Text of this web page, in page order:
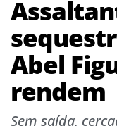
Abel
rendem
Sem saída,